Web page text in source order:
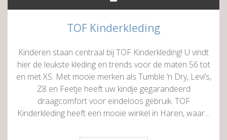
TOF Kinderkleding
Kinderen staan centraal bij TOF Kinderkleding! U vindt
hier de leukste kleding en trends voor de maten 56 tot
en met XS. Met mooie merken als Tumble ’n Dry, Levi’s,
Z8 en Feetje heeft uw kindje gegarandeerd
draagcomfort voor eindeloos gebruik. TOF
Kinderkleding heeft een mooie winkel in Haren, waar…